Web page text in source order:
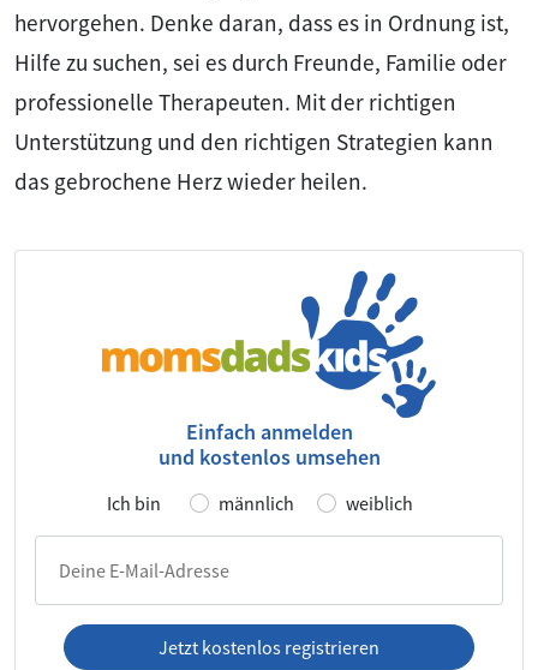
hervorgehen. Denke daran, dass es in Ordnung ist,
Hilfe zu suchen, sei es durch Freunde, Familie oder
professionelle Therapeuten. Mit der richtigen
Unterstützung und den richtigen Strategien kann
das gebrochene Herz wieder heilen.
Einfach anmelden
und kostenlos umsehen
Ich bin männlich weiblich
Deine E-Mail-Adresse
Jetzt kostenlos registrieren